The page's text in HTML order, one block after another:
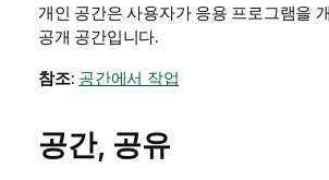
개인 공간은 사용자가 응용 프로그램을
공개 공간입니다.
참조: 공간에서 작업
공간, 공유